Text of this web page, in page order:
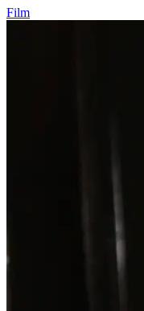
Film